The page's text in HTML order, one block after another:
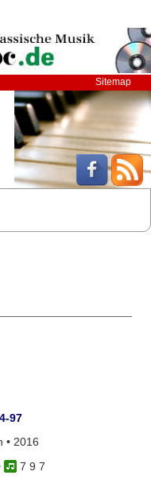
Sitemap
97
• 2016
7 9 7